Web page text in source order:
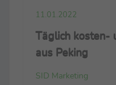
11.01.2022
Täglich kosten-
aus Peking
SID Marketing